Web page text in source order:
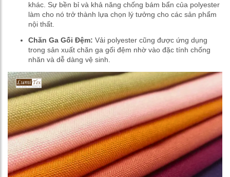
khác. Sự bền bỉ và khả năng chống bám bẩn của polyester
làm cho nó trở thành lựa chọn lý tưởng cho các sản phẩm
nội thất.
Chăn Ga Gối Đệm: Vải polyester cũng được ứng dụng
trong sản xuất chăn ga gối đệm nhờ vào đặc tính chống
nhăn và dễ dàng vệ sinh.